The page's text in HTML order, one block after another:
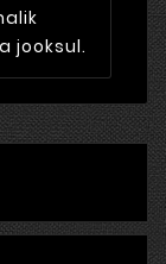
jooksul.